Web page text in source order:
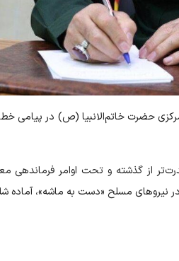
مرکزی حضرت خاتم‌الانبیا (ص) در پیامی
از گذشته و تحت اوامر
در نیروهای مسلح «دست به ماشه»،